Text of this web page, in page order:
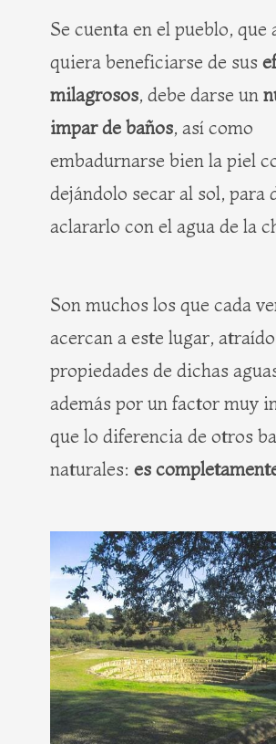
Se cuenta en el pueblo, que
quiera beneficiarse de sus
milagrosos, debe darse un
impar de baños, así como
embadurnarse bien la piel
dejándolo secar al sol, para
aclararlo con el agua de la
Son muchos los que cada
acercan a este lugar,
propiedades de dichas
además por un factor muy
que lo diferencia de otros
naturales: es